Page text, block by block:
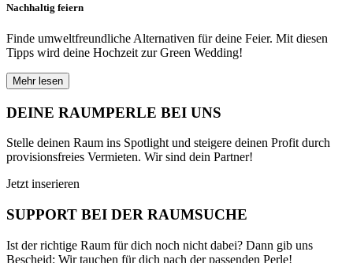
Nachhaltig feiern
Finde umweltfreundliche Alternativen für deine Feier. Mit diesen
Tipps wird deine Hochzeit zur Green Wedding!
Mehr lesen
DEINE RAUMPERLE BEI UNS
Stelle deinen Raum ins Spotlight und steigere deinen Profit durch
provisionsfreies Vermieten. Wir sind dein Partner!
Jetzt inserieren
SUPPORT BEI DER RAUMSUCHE
Ist der richtige Raum für dich noch nicht dabei? Dann gib uns
Bescheid: Wir tauchen für dich nach der passenden Perle!